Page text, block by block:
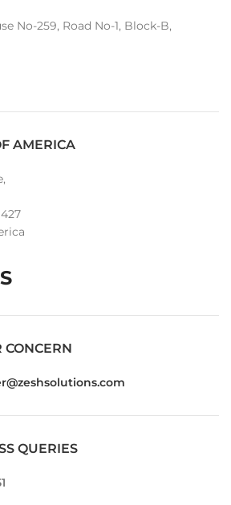
No-259, Road No-1, Block-B,
AMERICA
CONCERN
QUERIES